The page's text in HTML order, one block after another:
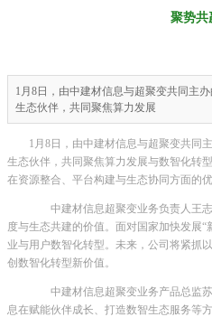
聚势共
1月8日，由中建材信息与超聚变共同主
生态伙伴，共同聚焦算力发展
1月8日，由中建材信息与超聚变共同
生态伙伴，共同聚焦算力发展与数智化转
在资源整合、平台构建与生态协同方面的
中建材信息超聚变业务负责人王志
度与生态共建的价值。面对国家加快发展
业与用户数智化转型。未来，公司将紧抓
创数智化转型新价值。
中建材信息超聚变业务产品总监苏
息在赋能伙伴成长、打造数智生态服务等